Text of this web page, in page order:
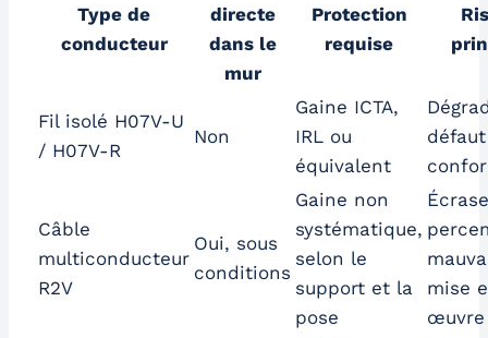
Type de
conducteur
directe
dans le
mur
Protection
requise
Fil isolé H07V-U
/ H07V-R
Non
Gaine ICTA,
IRL ou
équivalent
Câble
multiconducteur
R2V
Oui, sous
conditions
Gaine non
systématique,
selon le
support et la
pose
mise
œuvre